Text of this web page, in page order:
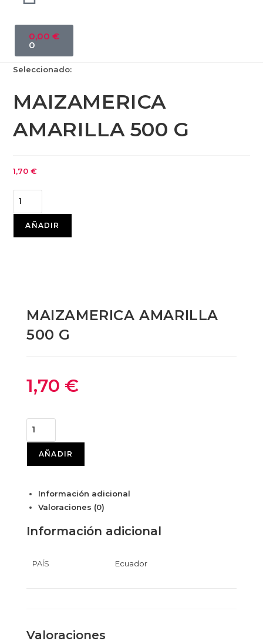
0,00 €
0
Seleccionado:
MAIZAMERICA
AMARILLA 500 G
1,70€
AÑADIR
MAIZAMERICA AMARILLA
500 G
1,70 €
AÑADIR
Información adicional
Valoraciones (0)
Información adicional
PAÍS Ecuador
Valoraciones